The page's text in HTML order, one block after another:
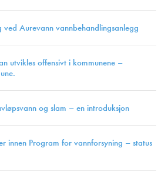
Aurevann vannbehandlingsanlegg
utvikles offensivt i kommunene –
og slam – en introduksjon
innen Program for vannforsyning – status